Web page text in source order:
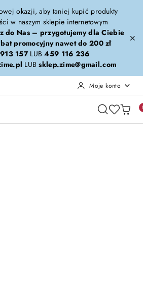
konto
głównego
produktu
okazji, aby taniej kupić produkty
w naszym sklepie internetowym
do Nas – przygotujemy dla Ciebie
promocyjny nawet do 200 zł
157LUB459 116 236
LUBsklep.zime@gmail.com
Moje konto